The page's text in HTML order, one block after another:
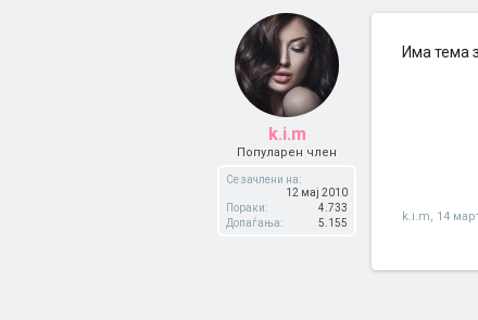
k.i.m
Популарен член
Се зачлени на:
12 мај 2010
Пораки:
4.733
Допаѓања:
5.155
Има тема
k.i.m, 14